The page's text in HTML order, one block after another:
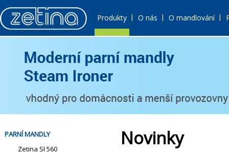
|
O mandlování
|
O nás
|
Produkty
PARNÍ MANDLY
Zetina SI 560
Novinky